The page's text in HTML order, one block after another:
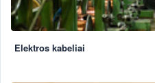
Elektros kabeliai